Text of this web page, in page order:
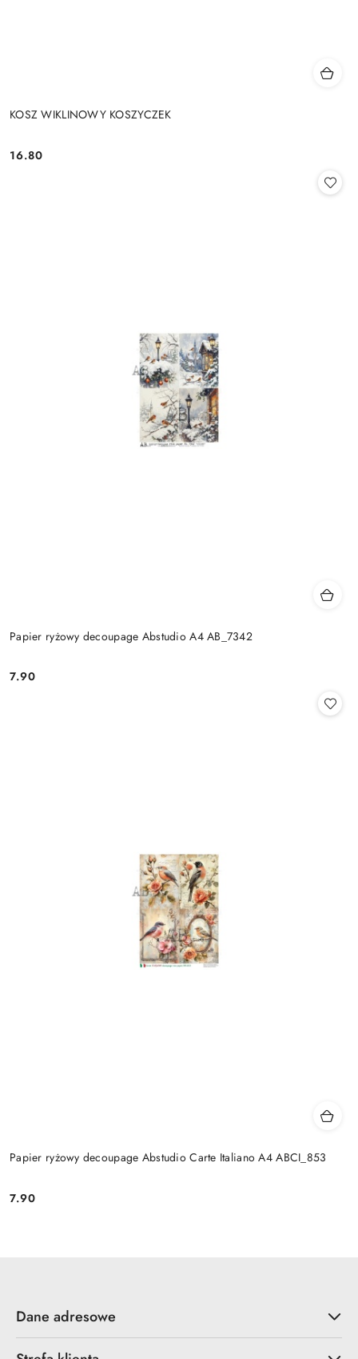
KOSZ WIKLINOWY KOSZYCZEK
Cena:
16.80
Papier ryżowy decoupage Abstudio A4 AB_7342
Cena:
7.90
Papier ryżowy decoupage Abstudio Carte Italiano A4 ABCI_853
Cena:
7.90
Dane adresowe